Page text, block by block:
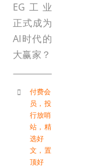
EG工业
正式成为
AI时代的
大赢家？
付费会
员 ， 投
行放哨
站 ， 精
选好
文 ， 置
顶好